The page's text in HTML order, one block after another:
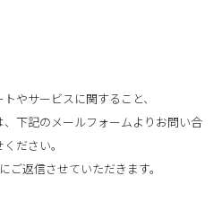
やサービスに関すること、
下記のメールフォームよりお問い合
ください。
ご返信させていただきます。